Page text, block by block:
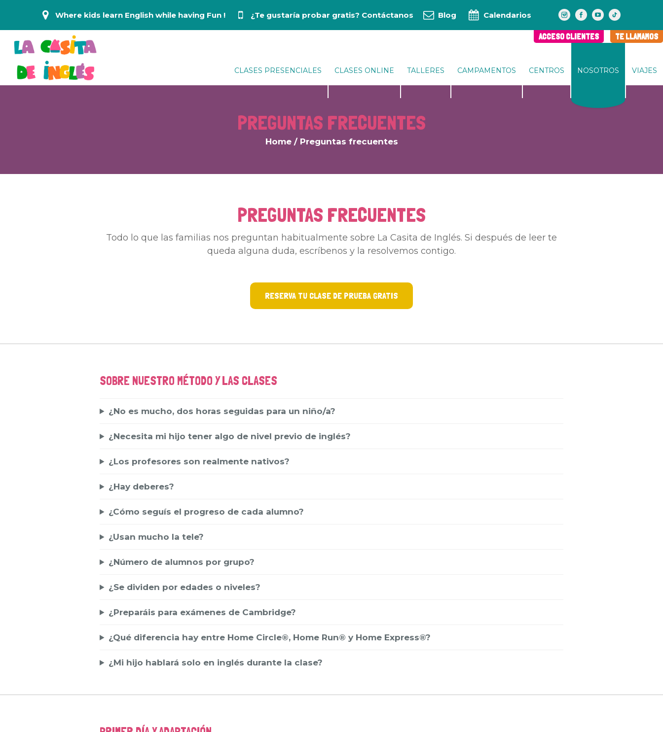
Where kids learn English while having Fun ! ¿Te gustaría probar gratis? Contáctanos Blog Calendarios
ACCESO CLIENTES TE LLAMAMOS
CLASES PRESENCIALES CLASES ONLINE TALLERES CAMPAMENTOS CENTROS NOSOTROS VIAJES
PREGUNTAS FRECUENTES
Home / Preguntas frecuentes
PREGUNTAS FRECUENTES
Todo lo que las familias nos preguntan habitualmente sobre La Casita de Inglés. Si después de leer te
queda alguna duda, escríbenos y la resolvemos contigo.
RESERVA TU CLASE DE PRUEBA GRATIS
SOBRE NUESTRO MÉTODO Y LAS CLASES
¿No es mucho, dos horas seguidas para un niño/a?
¿Necesita mi hijo tener algo de nivel previo de inglés?
¿Los profesores son realmente nativos?
¿Hay deberes?
¿Cómo seguís el progreso de cada alumno?
¿Usan mucho la tele?
¿Número de alumnos por grupo?
¿Se dividen por edades o niveles?
¿Preparáis para exámenes de Cambridge?
¿Qué diferencia hay entre Home Circle®, Home Run® y Home Express®?
¿Mi hijo hablará solo en inglés durante la clase?